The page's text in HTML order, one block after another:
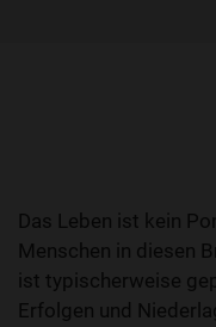
Das Leben ist kein
Menschen in diesen
ist typischerweise
Erfolgen und